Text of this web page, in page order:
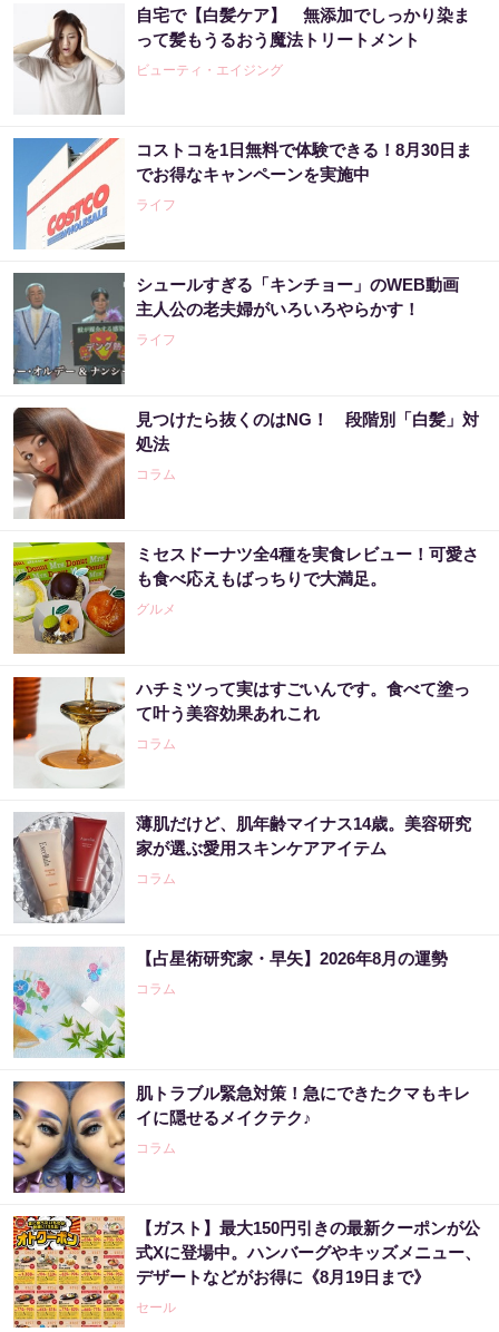
自宅で【白髪ケア】 無添加でしっかり染ま
って髪もうるおう魔法トリートメント
ビューティ・エイジング
コストコを1日無料で体験できる！8月30日ま
でお得なキャンペーンを実施中
ライフ
シュールすぎる「キンチョー」のWEB動画
主人公の老夫婦がいろいろやらかす！
ライフ
見つけたら抜くのはNG！ 段階別「白髪」対
処法
コラム
ミセスドーナツ全4種を実食レビュー！可愛さ
も食べ応えもばっちりで大満足。
グルメ
ハチミツって実はすごいんです。食べて塗っ
て叶う美容効果あれこれ
コラム
薄肌だけど、肌年齢マイナス14歳。美容研究
家が選ぶ愛用スキンケアアイテム
コラム
【占星術研究家・早矢】2026年8月の運勢
コラム
肌トラブル緊急対策！急にできたクマもキレ
イに隠せるメイクテク♪
コラム
【ガスト】最大150円引きの最新クーポンが公
式Xに登場中。ハンバーグやキッズメニュー、
デザートなどがお得に《8月19日まで》
セール